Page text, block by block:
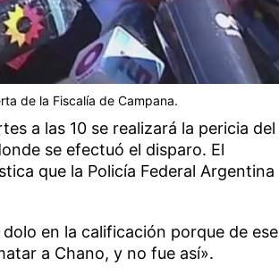
de la Fiscalía de Campana.
a las 10 se realizará la pericia del
se efectuó el disparo. El
que la Policía Federal Argentina
en la calificación porque de ese
a Chano, y no fue así».